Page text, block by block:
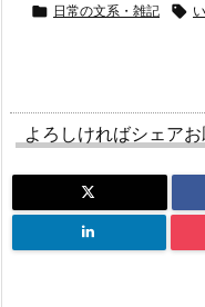
 日常の文系・雑記 
よろしければシェア